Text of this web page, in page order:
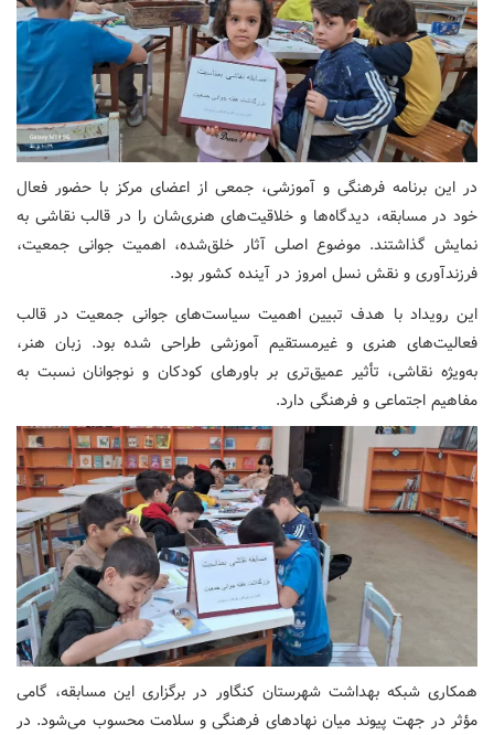
در این برنامه فرهنگی و آموزشی، جمعی از اعضای مرکز با حضور فعال
خود در مسابقه، دیدگاه‌ها و خلاقیت‌های هنری‌شان را در قالب نقاشی به
نمایش گذاشتند. موضوع اصلی آثار خلق‌شده، اهمیت جوانی جمعیت،
فرزندآوری و نقش نسل امروز در آینده کشور بود.
این رویداد با هدف تبیین اهمیت سیاست‌های جوانی جمعیت در قالب
فعالیت‌های هنری و غیرمستقیم آموزشی طراحی شده بود. زبان هنر،
به‌ویژه نقاشی، تأثیر عمیق‌تری بر باورهای کودکان و نوجوانان نسبت به
مفاهیم اجتماعی و فرهنگی دارد.
همکاری شبکه بهداشت شهرستان کنگاور در برگزاری این مسابقه، گامی
مؤثر در جهت پیوند میان نهادهای فرهنگی و سلامت محسوب می‌شود. در